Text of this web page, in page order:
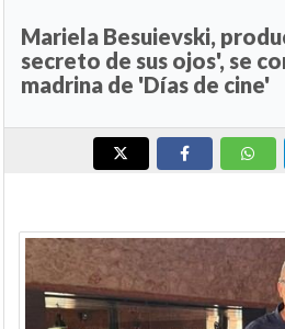
Mariela Besuievski,
secreto de sus ojos', se
madrina de 'Días de cine'